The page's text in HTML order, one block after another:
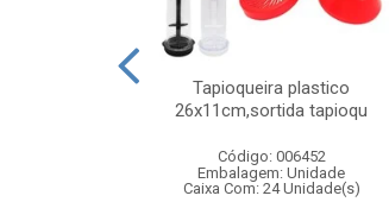
Tapioqueira plastico
26x11cm,sortida tapioqu
Código: 006452
Embalagem: Unidade
Caixa Com: 24 Unidade(s)